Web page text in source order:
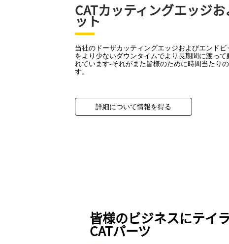
CATカッティングエッジ
ット
当社のドーザカッティングエッジおよびエンド
をより少ないダウンタイムでより長期間に渡って
れています‐それがまた皆様のために時間当たり
す。
詳細について情報を得る
皆様のビジネスにテイ
CATパーツ